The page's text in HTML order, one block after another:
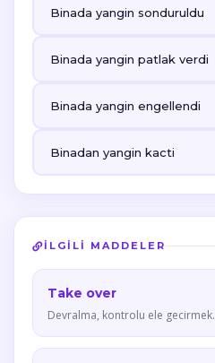
Binada yangin sonduruldu
Binada yangin patlak verdi
Binada yangin engellendi
Binadan yangin kacti
İLGILI MADDELER
Take over
Devralma, kontrolu ele gecirmek.